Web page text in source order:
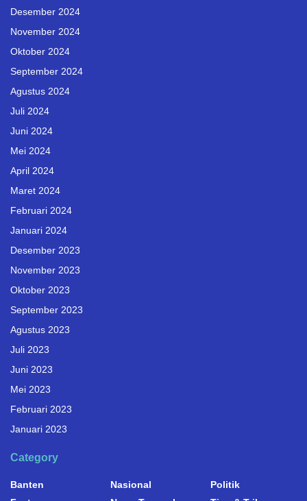
Desember 2024
November 2024
Oktober 2024
September 2024
Agustus 2024
Juli 2024
Juni 2024
Mei 2024
April 2024
Maret 2024
Februari 2024
Januari 2024
Desember 2023
November 2023
Oktober 2023
September 2023
Agustus 2023
Juli 2023
Juni 2023
Mei 2023
Februari 2023
Januari 2023
Category
Banten
Nasional
Politik